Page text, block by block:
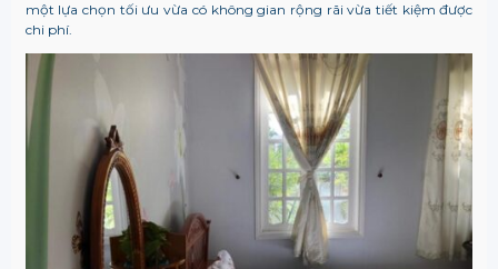
một lựa chọn tối ưu vừa có không gian rộng rãi vừa tiết kiệm được
chi phí.